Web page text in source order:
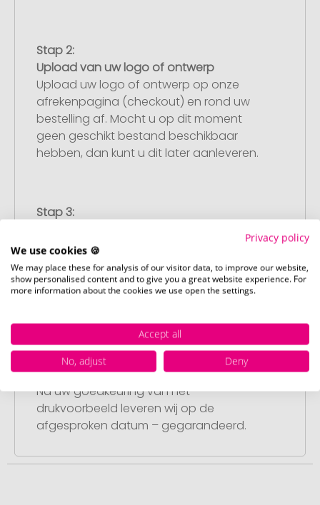
Stap 2:
Upload van uw logo of ontwerp
Upload uw logo of ontwerp op onze
afrekenpagina (checkout) en rond uw
bestelling af. Mocht u op dit moment
geen geschikt bestand beschikbaar
hebben, dan kunt u dit later aanleveren.
Stap 3:
U ontvangt van ons een gratis
drukvoorbeeld met uw ontwerp. Zodra u
dit heeft goedgekeurd, starten wij direct
met de productie.
Stap 4:
Punctuele en snelle levering
Na uw goedkeuring van het
drukvoorbeeld leveren wij op de
afgesproken datum – gegarandeerd.
Privacy policy
We use cookies 🍪
We may place these for analysis of our visitor data, to improve our website,
show personalised content and to give you a great website experience. For
more information about the cookies we use open the settings.
Accept all
No, adjust
Deny